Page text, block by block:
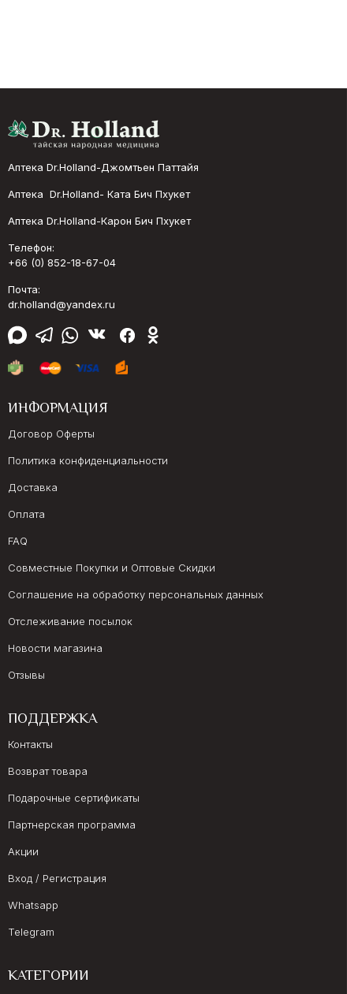
Аптека Dr.Holland-Джомтьен Паттайя
Аптека Dr.Holland- Ката Бич Пхукет
Аптека Dr.Holland-Карон Бич Пхукет
Телефон:
+66 (0) 852-18-67-04
Почта:
dr.holland@yandex.ru
ИНФОРМАЦИЯ
Договор Оферты
Политика конфиденциальности
Доставка
Оплата
FAQ
Совместные Покупки и Оптовые Скидки
Соглашение на обработку персональных данных
Отслеживание посылок
Новости магазина
Отзывы
ПОДДЕРЖКА
Контакты
Возврат товара
Подарочные сертификаты
Партнерская программа
Акции
Вход / Регистрация
Whatsapp
Telegram
КАТЕГОРИИ